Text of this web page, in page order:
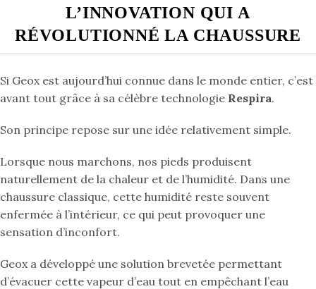
L’INNOVATION QUI A
RÉVOLUTIONNÉ LA CHAUSSURE
Si Geox est aujourd’hui connue dans le monde entier, c’est
avant tout grâce à sa célèbre technologie Respira.
Son principe repose sur une idée relativement simple.
Lorsque nous marchons, nos pieds produisent
naturellement de la chaleur et de l’humidité. Dans une
chaussure classique, cette humidité reste souvent
enfermée à l’intérieur, ce qui peut provoquer une
sensation d’inconfort.
Geox a développé une solution brevetée permettant
d’évacuer cette vapeur d’eau tout en empêchant l’eau